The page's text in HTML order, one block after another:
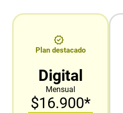
Plan destacado
Digital
Mensual
$16.900*